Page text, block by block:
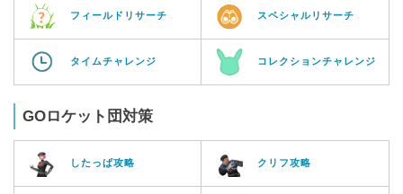
フィールドリサーチ スペシャルリサーチ
タイムチャレンジ コレクションチャレンジ
GOロケット団対策
したっぱ攻略 クリフ攻略